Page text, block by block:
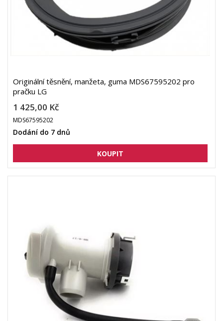
Originální těsnění, manžeta, guma MDS67595202 pro
pračku LG
1 425,00 Kč
MDS67595202
Dodání do 7 dnů